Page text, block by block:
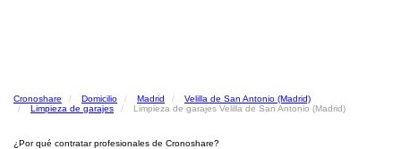
Cronoshare Domicilio Madrid
Velilla de San Antonio (Madrid)
Limpieza de garajes
Limpieza de garajes Velilla de San Antonio (Madrid)
¿Por qué contratar profesionales de Cronoshare?